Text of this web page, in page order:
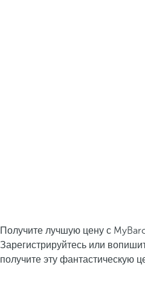
Получите лучшую цену с
Зарегистрируйтесь или
получите эту фантастическую